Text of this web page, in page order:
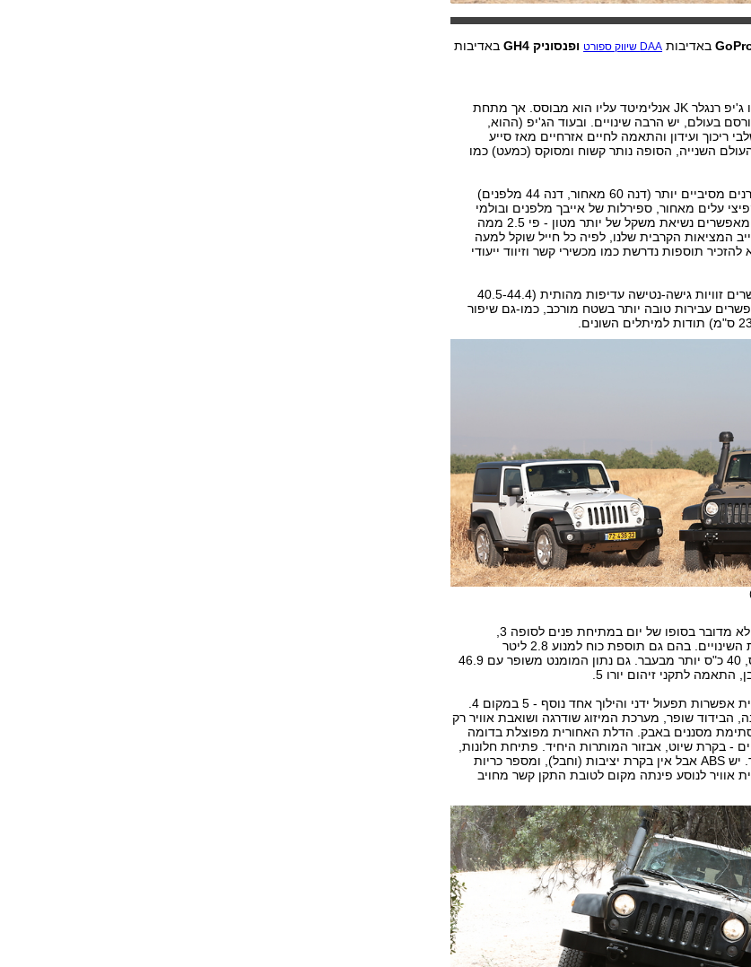
באדיבות DAA שיווק ספורט ופנסוניק GH4 באדיבות
חיצונית נראה הסופה 4 כמו ג'יפ רנגלר JK אנלימיטד עליו הוא מבוסס. אך מתחת
בעולם, יש הרבה שינויים. ובעוד הג'יפ (ההוא,
ריכוך ועידון והתאמה לחיים אזרחיים מאז סייע
השנייה, הסופה נותר קשוח ומסוקס (כמעט) כמו
שלדת הסולם מחוזקת, הסרנים מסיביים יותר (דנה 60 מאחור, דנה 44 מלפנים)
עלים מאחור, ספירלות של אייבך מלפנים ובולמי
זעזועים של בילשטיין. אלה מאפשרים נשיאת משקל של יותר מטון - פי 2.5 ממה
המציאות הקרבית שלנו, לפיה כל חייל שוקל למעה
שלא להזכיר תוספות נדרשת כמו מכשירי קשר וזיווד ייעודי
פגושי מתכת חסונים מאפשרים זוויות גישה-נטישה עדיפות מהותית (40.5-44.4
28-35) ומאפשרים עבירות טובה יותר בשטח מורכב, כמו-גם שיפור
ואם שאלתם עצמכם האם לא מדובר בסופו של יום במתיחת פנים לסופה 3,
התשובה לכך חיובית למרות השינויים. בהם גם תוספת כוח למנוע 2.8 ליטר
טורבו-דיזל המפיק 194 כ"ס, 40 כ"ס יותר מבעבר. גם נתון המומנט משופר עם 46.9
לתיבת ההילוכים האוטומטית אפשרות תפעול ידני והילוך אחד נוסף - 5 במקום 4.
הבידוד שופר, מערכת המיזוג שודרגה ושואבת אוויר רק
מסננים באבק. הדלת האחורית מפוצלת בדומה
- בקרת שיוט, אבזור המותרות היחיד. פתיחת חלונות,
כיוון מראות? עם שרירי היד. יש ABS אבל אין בקרת יציבות (וחבל), ומספר כריות
על 1 לנהג. כרית אוויר לנוסע פינתה מקום לטובת התקן קשר מחויב